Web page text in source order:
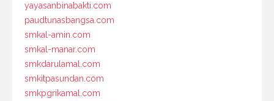
yayasanbinabakti.com
paudtunasbangsa.com
smkal-amin.com
smkal-manar.com
smkdarulamal.com
smkitpasundan.com
smkpgrikamal.com